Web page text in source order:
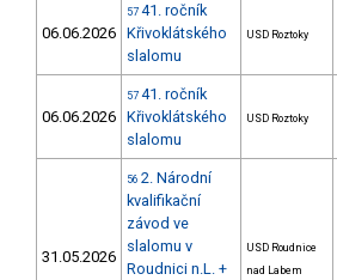
06.06.2026
57 41. ročník
Křivoklátského
slalomu
USD Roztoky
06.06.2026
57 41. ročník
Křivoklátského
slalomu
USD Roztoky
31.05.2026
56 2. Národní
kvalifikační
závod ve
slalomu v
Roudnici n.L. +
USD Roudnice
nad Labem